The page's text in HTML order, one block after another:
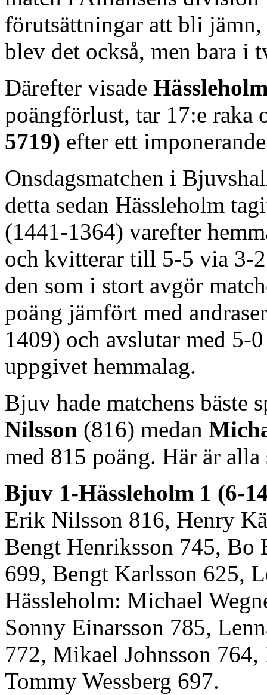
förutsättningar att bli jämn,
blev det också, men bara i
Därefter visade
poängförlust, tar 17:e raka
5719) efter ett
Onsdagsmatchen i
detta sedan Hässleholm
(1441-1364) varefter
och kvitterar till 5-5 via 3-
den som i stort avgör
poäng jämfört med
1409) och avslutar med 5-
uppgivet hemmalag.
Bjuv hade matchens bäste
Nilsson (816) medan
med 815 poäng. Här är
Bjuv 1-Hässleholm 1 (6-
Erik Nilsson 816, Henry
Bengt Henriksson 745, Bo
699, Bengt Karlsson 625,
Hässleholm: Michael
Sonny Einarsson 785,
772, Mikael Johnsson
Tommy Wessberg 697.